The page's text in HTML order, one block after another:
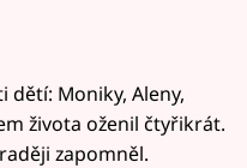
dětí: Moniky, Aleny,
života oženil čtyřikrát.
zapomněl.